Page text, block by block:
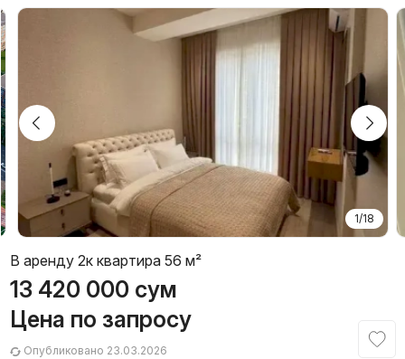
1/18
В аренду 2к квартира 56 м²
13 420 000 сум
Цена по запросу
Опубликовано 23.03.2026